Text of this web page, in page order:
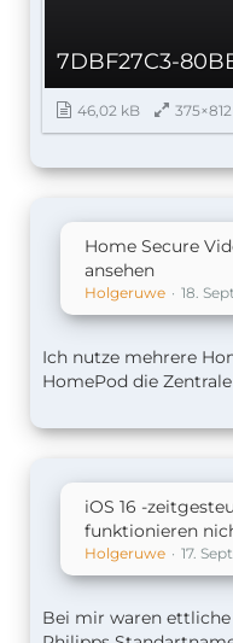
46,02 kB 375×812
Home Secure
ansehen
Holgeruwe 18.
Ich nutze mehrere
HomePod die Zentrale
iOS 16 -
funktionieren
Holgeruwe 17.
Bei mir waren ettliche